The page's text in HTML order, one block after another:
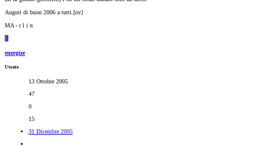
Auguri di buon 2006 a tutti.[ov]
MA - r l i n
E
energize
Utente
13 Ottobre 2005
47
0
15
31 Dicembre 2005